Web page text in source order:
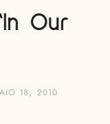
Our
18, 2010